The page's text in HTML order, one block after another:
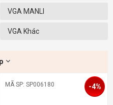
VGA MANLI
VGA Khác
MÃ SP: SP006180 -4%